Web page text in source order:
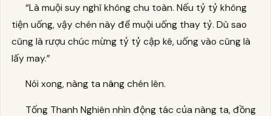
“Là muội suy nghĩ không chu toàn. Nếu tỷ tỷ không
tiện uống, vậy chén này để muội uống thay tỷ. Dù sao
cũng là rượu chúc mừng tỷ tỷ cập kê, uống vào cũng là
lấy may.”
Nói xong, nàng ta nâng chén lên.
Tống Thanh Nghiên nhìn động tác của nàng ta, đồng